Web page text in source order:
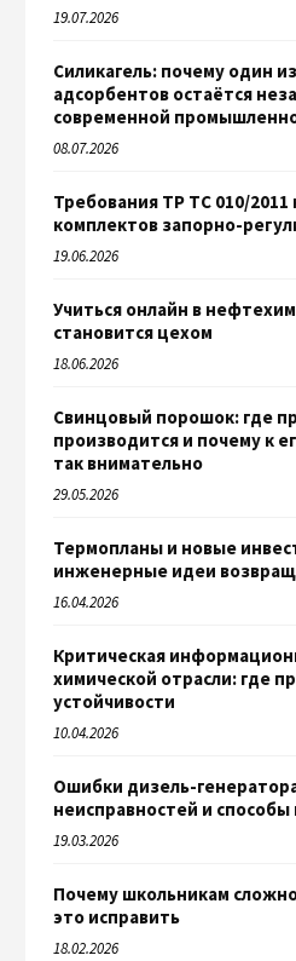
19.07.2026
Силикагель: почему один
адсорбентов остаётся
современной
08.07.2026
Требования ТР ТС 010/2011
комплектов запорно-
19.06.2026
Учиться онлайн в
становится цехом
18.06.2026
Свинцовый порошок: где
производится и почему к
так внимательно
29.05.2026
Термопланы и новые
инженерные идеи
16.04.2026
Критическая
химической отрасли: где
устойчивости
10.04.2026
Ошибки дизель-
неисправностей и способы
19.03.2026
Почему школьникам
это исправить
18.02.2026